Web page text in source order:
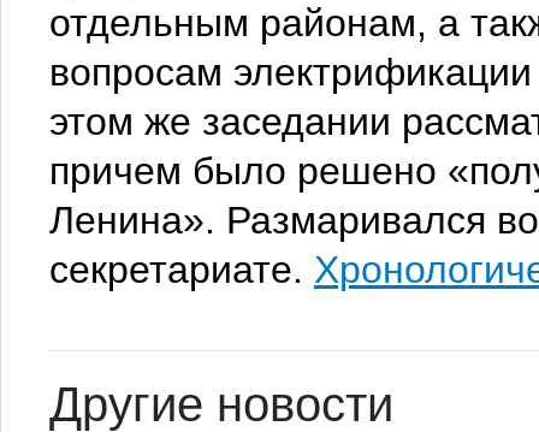
отдельным районам, а
вопросам
этом же заседании
причем было решено
Ленина». Размаривался
секретариате.
Другие новости